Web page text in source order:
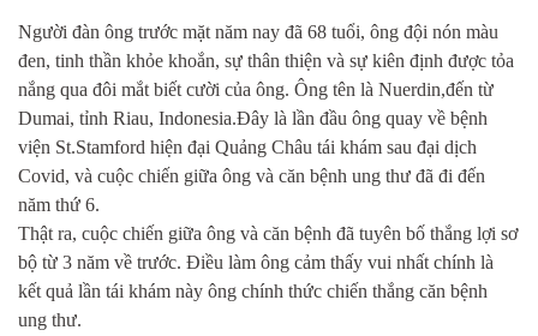
Người đàn ông trước mặt năm nay đã 68 tuổi, ông đội nón màu
đen, tinh thần khỏe khoắn, sự thân thiện và sự kiên định được tỏa
nắng qua đôi mắt biết cười của ông. Ông tên là Nuerdin,đến từ
Dumai, tỉnh Riau, Indonesia.Đây là lần đầu ông quay về bệnh
viện St.Stamford hiện đại Quảng Châu tái khám sau đại dịch
Covid, và cuộc chiến giữa ông và căn bệnh ung thư đã đi đến
năm thứ 6.
Thật ra, cuộc chiến giữa ông và căn bệnh đã tuyên bố thắng lợi sơ
bộ từ 3 năm về trước. Điều làm ông cảm thấy vui nhất chính là
kết quả lần tái khám này ông chính thức chiến thắng căn bệnh
ung thư.